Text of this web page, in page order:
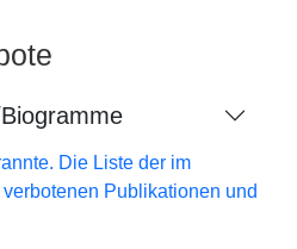
Die Liste der im
Publikationen und